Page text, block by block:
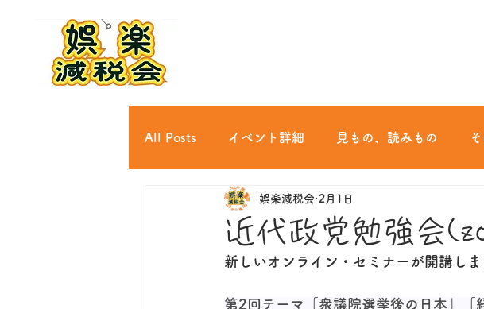
All Posts イベント詳細 見もの、読みもの
文芸/思想/哲学 文化
娯楽 教養 地域・地方 経済
近代政党勉強会
娯楽減税会 2月1日
新しいオンライン・セミナーが開講しま
第2回テーマ 「衆議院選挙後の日本」